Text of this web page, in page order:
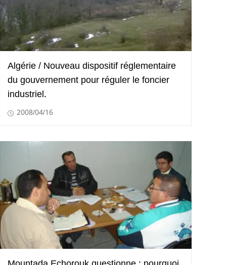
Algérie / Nouveau dispositif réglementaire
du gouvernement pour réguler le foncier
industriel.
2008/04/16